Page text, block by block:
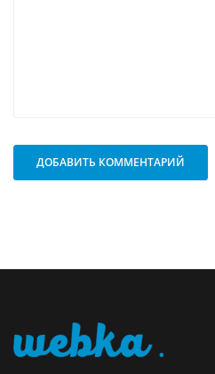
ДОБАВИТЬ КОММЕНТАРИЙ